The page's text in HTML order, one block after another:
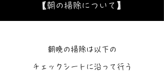
【朝の掃除について】
朝晩の掃除は以下の
チェックシートに沿って行う